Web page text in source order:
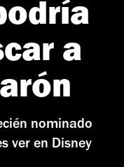
a
nominado
ver en Disney